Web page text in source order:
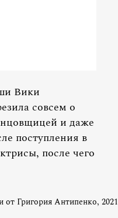
Вики
совсем о
и даже
поступления в
после чего
Григория Антипенко, 2021